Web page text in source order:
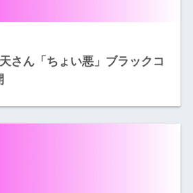
さん「ちょい悪」ブラックコ